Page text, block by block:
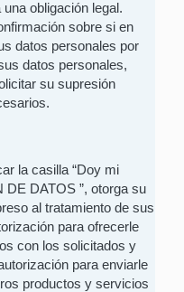
obligación legal.
sobre si en
datos personales por
datos personales,
su supresión
la casilla “Doy mi
DATOS ”, otorga su
al tratamiento de sus
para ofrecerle
con los solicitados y
para enviarle
productos y servicios